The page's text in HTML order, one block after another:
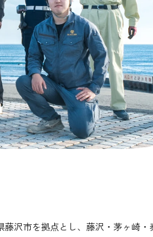
藤沢市を拠点とし、藤沢・茅ヶ崎・